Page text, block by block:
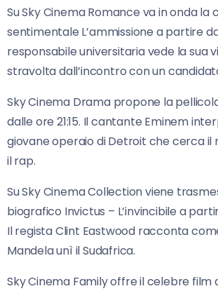
Su Sky Cinema Romance va in onda la
sentimentale L’ammissione a partire
responsabile universitaria vede la sua
stravolta dall’incontro con un
Sky Cinema Drama propone la
dalle ore 21:15. Il cantante Eminem
giovane operaio di Detroit che cerca
il rap.
Su Sky Cinema Collection viene
biografico Invictus – L’invincibile a
Il regista Clint Eastwood racconta
Mandela unì il Sudafrica.
Sky Cinema Family offre il celebre film